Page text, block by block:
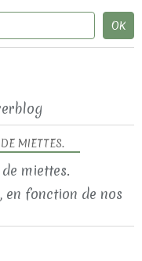
MIETTES.
en fonction de nos